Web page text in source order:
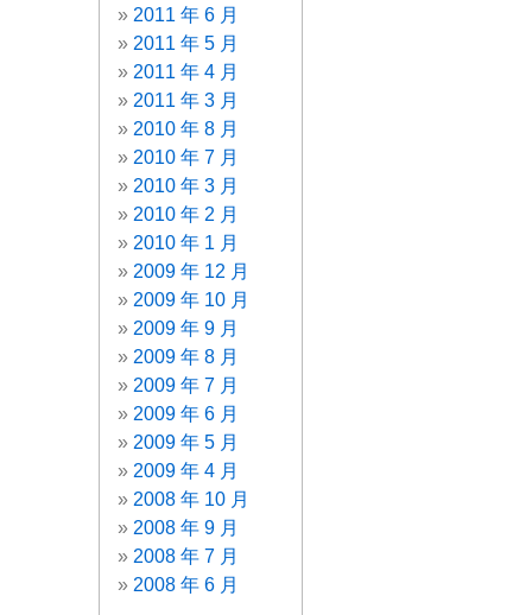
2011 年 6 月
2011 年 5 月
2011 年 4 月
2011 年 3 月
2010 年 8 月
2010 年 7 月
2010 年 3 月
2010 年 2 月
2010 年 1 月
2009 年 12 月
2009 年 10 月
2009 年 9 月
2009 年 8 月
2009 年 7 月
2009 年 6 月
2009 年 5 月
2009 年 4 月
2008 年 10 月
2008 年 9 月
2008 年 7 月
2008 年 6 月